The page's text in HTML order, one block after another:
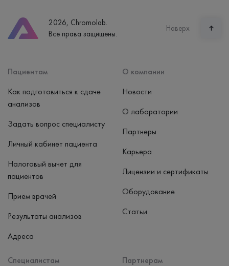
Часы работы
пн-вс: 7:30-15:00
2026, Chromolab.
Все права защищены.
Наверх
Пациентам
Как подготовиться к сдаче
анализов
Задать вопрос специалисту
Личный кабинет пациента
Налоговый вычет для
пациентов
Приём врачей
Результаты анализов
Адреса
Специалистам
Партнерам
О компании
Новости
О лаборатории
Партнеры
Карьера
Лицензии и сертификаты
Оборудование
Статьи